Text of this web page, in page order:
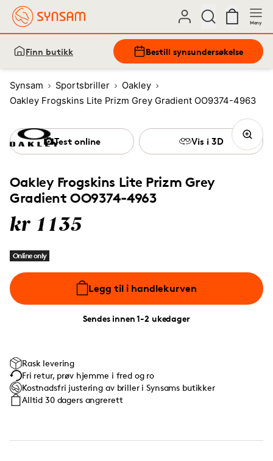
Meny
Finn butikk Bestill synsundersøkelse
Synsam Sportsbriller
Oakley
Oakley Frogskins Lite Prizm Grey Gradient OO9374-4963
Oakley Frogskins Lite Prizm Grey
Gradient OO9374-4963
kr 1135
Online only
Legg til i handlekurven
Sendes innen 1-2 ukedager
Test online Vis i 3D
Rask levering
Fri retur, prøv hjemme i fred og ro
Kostnadsfri justering av briller i Synsams butikker
Alltid 30 dagers angrerett